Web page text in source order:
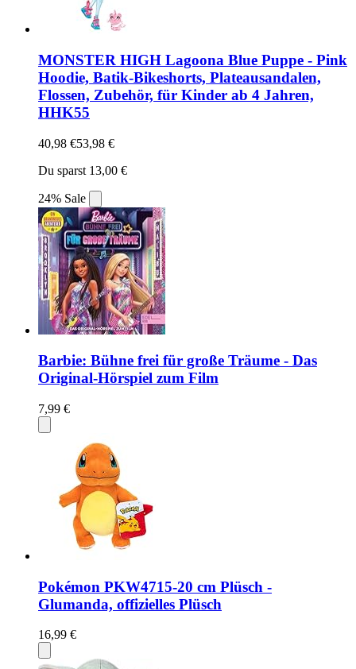
MONSTER HIGH Lagoona Blue Puppe - Pink
Hoodie, Batik-Bikeshorts, Plateausandalen,
Flossen, Zubehör, für Kinder ab 4 Jahren,
HHK55
40,98 €53,98 €
Du sparst 13,00 €
24% Sale
Barbie: Bühne frei für große Träume - Das
Original-Hörspiel zum Film
7,99 €
Pokémon PKW4715-20 cm Plüsch -
Glumanda, offizielles Plüsch
16,99 €